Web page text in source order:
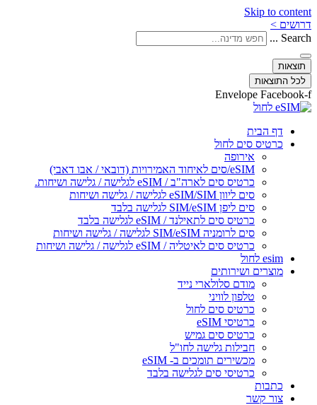
Skip to content
דרושים >
Search ...
תוצאות
לכל התוצאות
Envelope Facebook-f
דף הבית
כרטיס סים לחול
אירופה
eSIM/סים לאיחוד האמירויות (דובאי / אבו דאבי)
כרטיס סים לארה"ב / eSIM לגלישה / גלישה ושיחות.
סים ליוון eSIM/SIM לגלישה / גלישה ושיחות
סים ליפן SIM/eSIM לגלישה בלבד
כרטיס סים לתאילנד / eSIM לגלישה בלבד
סים לרומניה SIM/eSIM לגלישה / גלישה ושיחות
כרטיס סים לאיטליה / eSIM לגלישה / גלישה ושיחות
esim לחול
מוצרים ושירותים
מודם סלולארי נייד
טלפון לוויני
כרטיס סים לחול
כרטיסי eSIM
כרטיס סים גמיש
חבילות גלישה לחו"ל
מכשירים תומכים ב- eSIM
כרטיסי סים לגלישה בלבד
כתבות
צור קשר